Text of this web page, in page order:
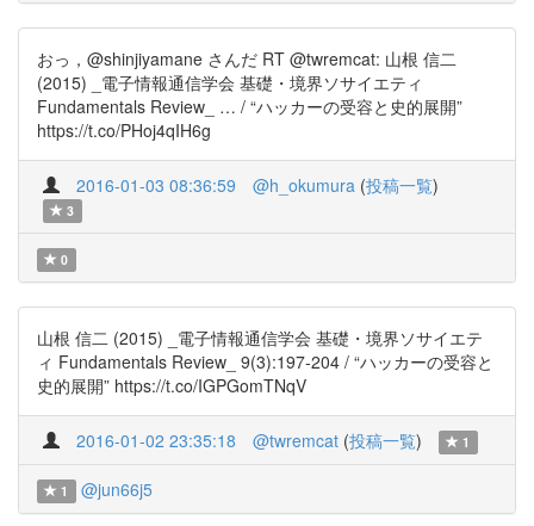
おっ，@shinjiyamane さんだ RT @twremcat: 山根 信二
(2015) _電子情報通信学会 基礎・境界ソサイエティ
Fundamentals Review_ … / “ハッカーの受容と史的展開”
https://t.co/PHoj4qIH6g
2016-01-03 08:36:59 @h_okumura (投稿一覧)
3
0
山根 信二 (2015) _電子情報通信学会 基礎・境界ソサイエテ
ィ Fundamentals Review_ 9(3):197-204 / “ハッカーの受容と
史的展開” https://t.co/IGPGomTNqV
2016-01-02 23:35:18 @twremcat (投稿一覧) 1
1 @jun66j5